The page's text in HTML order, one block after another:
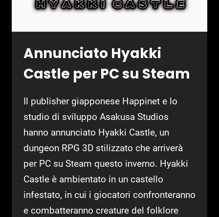
EVIL
Annunciato Hyakki
Castle per PC su Steam
Il publisher giapponese Happinet e lo
studio di sviluppo Asakusa Studios
hanno annunciato Hyakki Castle, un
dungeon RPG 3D stilizzato che arriverà
per PC su Steam questo inverno. Hyakki
Castle è ambientato in un castello
infestato, in cui i giocatori confronteranno
e combatteranno creature del folklore